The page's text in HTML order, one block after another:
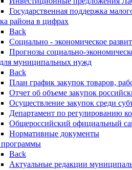
Государственная поддержка
района в цифрах
Back
Социально - экономическое
Прогнозы социально-
муниципальных нужд
Back
План график закупок товаров,
Отчет об объеме закупок
Осуществление закупок среди
Департамент по регулированию
Общероссийский официальный
Нормативные документы
Back
Актуальные редакции